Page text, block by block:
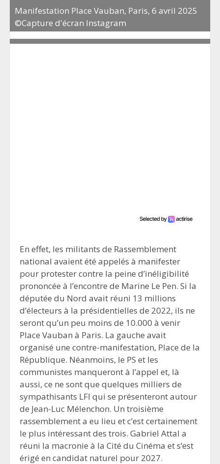
Manifestation Place Vauban, Paris, 6 avril 2025
©Capture d'écran Instagram
En effet, les militants de Rassemblement
national avaient été appelés à manifester
pour protester contre la peine d’inéligibilité
prononcée à l’encontre de Marine Le Pen. Si la
députée du Nord avait réuni 13 millions
d’électeurs à la présidentielles de 2022, ils ne
seront qu’un peu moins de 10.000 à venir
Place Vauban à Paris. La gauche avait
organisé une contre-manifestation, Place de la
République. Néanmoins, le PS et les
communistes manqueront à l’appel et, là
aussi, ce ne sont que quelques milliers de
sympathisants LFI qui se présenteront autour
de Jean-Luc Mélenchon. Un troisième
rassemblement a eu lieu et c’est certainement
le plus intéressant des trois. Gabriel Attal a
réuni la macronie à la Cité du Cinéma et s’est
érigé en candidat naturel pour 2027.